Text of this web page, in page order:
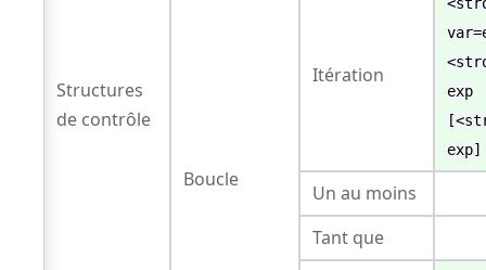
Structures
de contrôle
Boucle
Itération
exp
exp]
Un au moins
Tant que